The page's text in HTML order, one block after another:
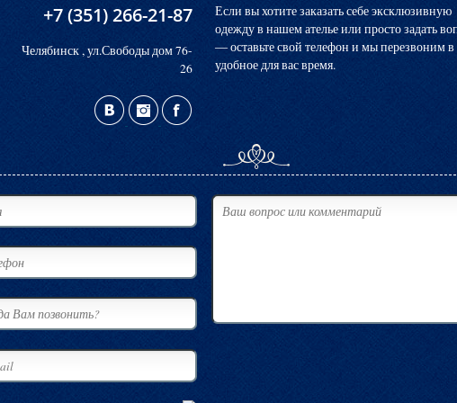
Если вы хотите заказать себе эксклюзивную
одежду в нашем ателье или просто задать
― оставьте свой телефон и мы перезвоним в
удобное для вас время.
+7 (351) 266-21-87
Челябинск , ул.Свободы дом 76-
26